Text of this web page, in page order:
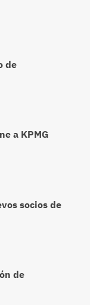
de
a KPMG
socios de
de